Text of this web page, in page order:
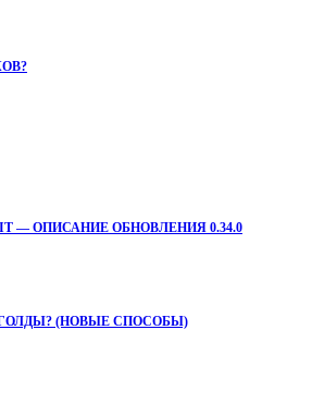
— ОПИСАНИЕ ОБНОВЛЕНИЯ 0.34.0
(НОВЫЕ СПОСОБЫ)